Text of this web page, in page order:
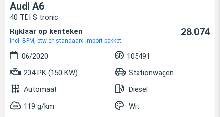
Audi A6
40 TDI S tronic
Rijklaar op kenteken
incl. BPM, btw en standaard import pakket
28.074
06/2020
105491
204 PK (150 KW)
Stationwagen
Automaat
Diesel
119 g/km
Wit